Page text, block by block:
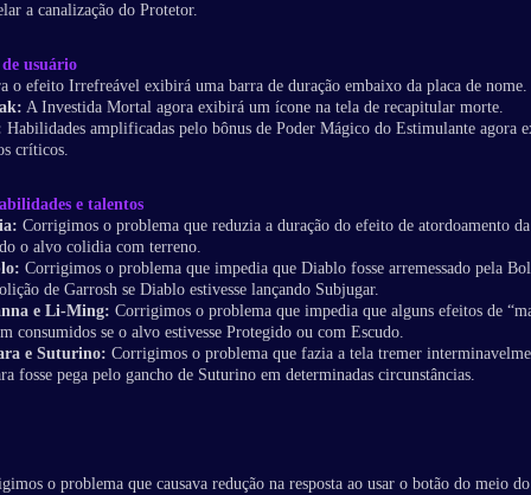
a canalização do Protetor.
usuário
o efeito Irrefreável exibirá uma barra de duração embaixo da placa de nome.
A Investida Mortal agora exibirá um ícone na tela de recapitular morte.
Habilidades amplificadas pelo bônus de Poder Mágico do Estimulante agora
críticos.
e talentos
Corrigimos o problema que reduzia a duração do efeito de atordoamento
o alvo colidia com terreno.
Corrigimos o problema que impedia que Diablo fosse arremessado pela
de Garrosh se Diablo estivesse lançando Subjugar.
e Li-Ming: Corrigimos o problema que impedia que alguns efeitos de
consumidos se o alvo estivesse Protegido ou com Escudo.
e Suturino: Corrigimos o problema que fazia a tela tremer
fosse pega pelo gancho de Suturino em determinadas circunstâncias.
o problema que causava redução na resposta ao usar o botão do meio